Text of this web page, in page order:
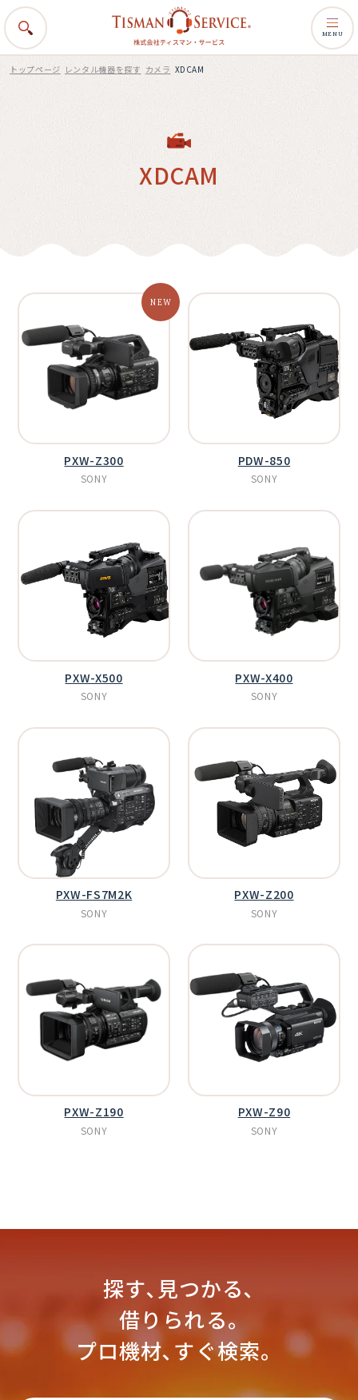
MENU
トップページ レンタル機器を探す カメラ XDCAM
XDCAM
PXW-Z300
SONY
PDW-850
SONY
PXW-X500
SONY
PXW-X400
SONY
PXW-FS7M2K
SONY
PXW-Z200
SONY
PXW-Z190
SONY
PXW-Z90
SONY
探す､見つかる､
借りられる｡
プロ機材､すぐ検索。